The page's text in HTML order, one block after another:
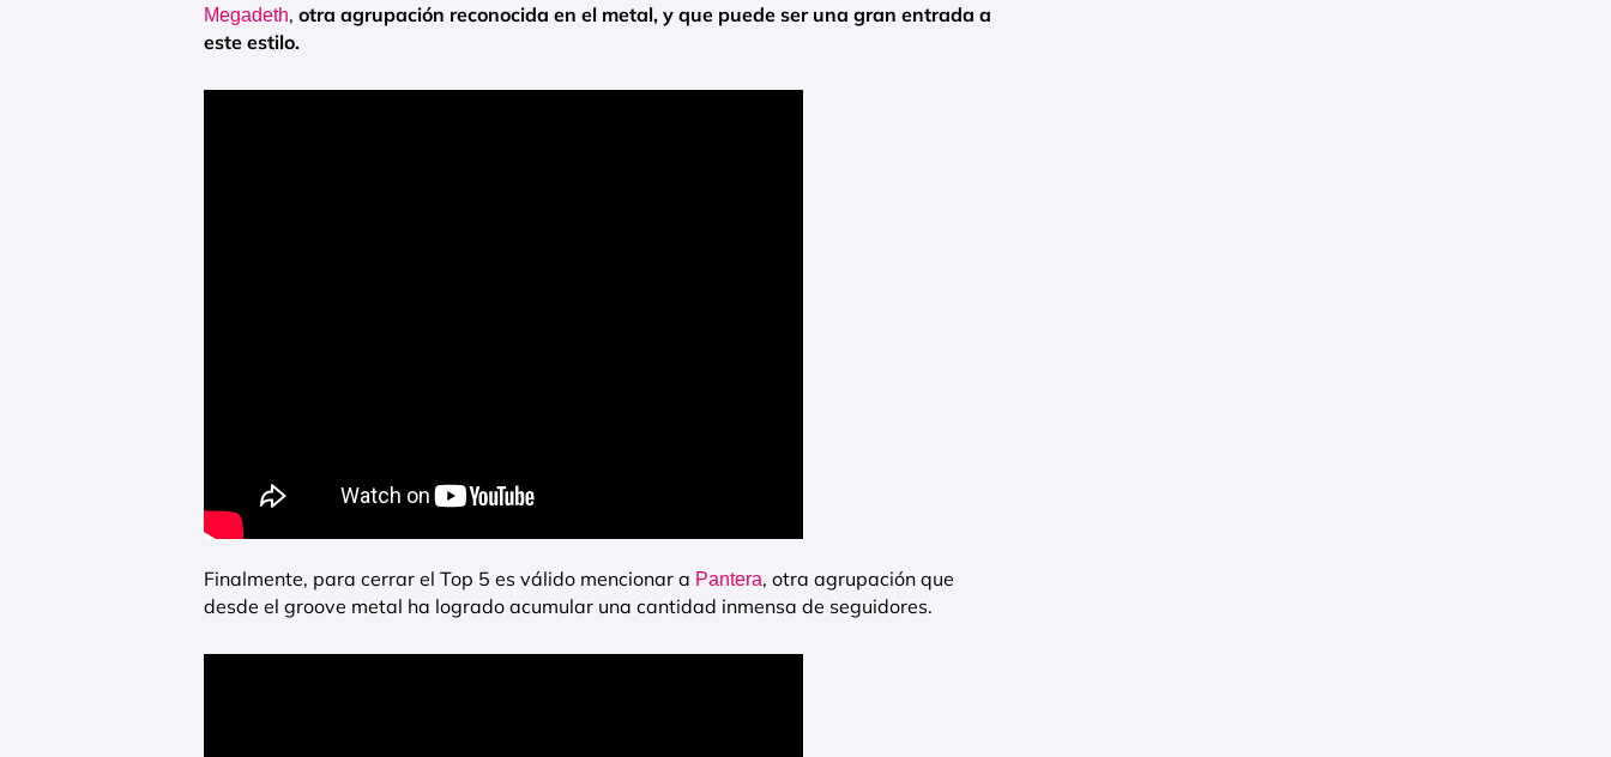
Megadeth, otra agrupación reconocida en el metal, y que puede ser una gran entrada a
este estilo.
Finalmente, para cerrar el Top 5 es válido mencionar a Pantera, otra agrupación que
desde el groove metal ha logrado acumular una cantidad inmensa de seguidores.